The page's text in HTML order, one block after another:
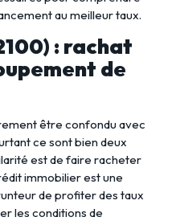
au meilleur taux.
: rachat
de
être confondu avec
ce sont bien deux
est de faire racheter
immobilier est une
de profiter des taux
les conditions de